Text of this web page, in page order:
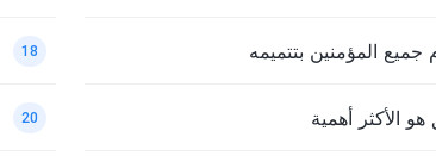
جميع المؤمنين بتتميمه 18
الأكثر أهمية 20